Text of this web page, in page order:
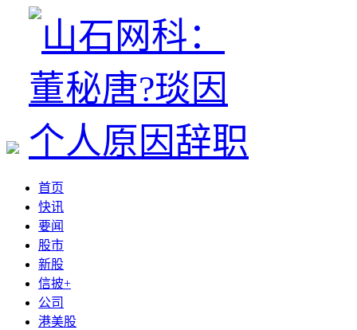
首页
快讯
要闻
股市
新股
信披+
公司
港美股